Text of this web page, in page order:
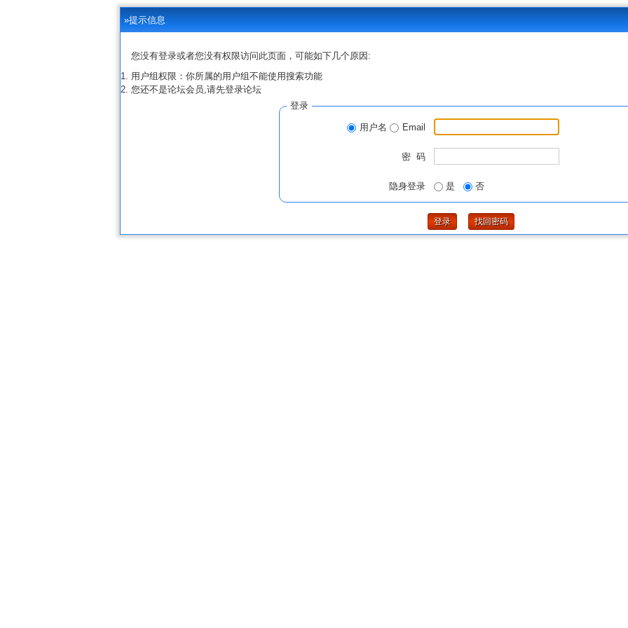
»提示信息
您没有登录或者您没有权限访问此页面，可能如下几个原因:
用户组权限：你所属的用户组不能使用搜索功能
您还不是论坛会员,请先登录论坛
登录
用户名 Email
密 码
隐身登录 是 否